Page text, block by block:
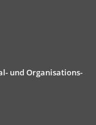
und Organisations-